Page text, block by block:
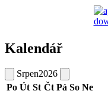
Kalendář
Srpen2026
Po Út St Čt Pá So Ne